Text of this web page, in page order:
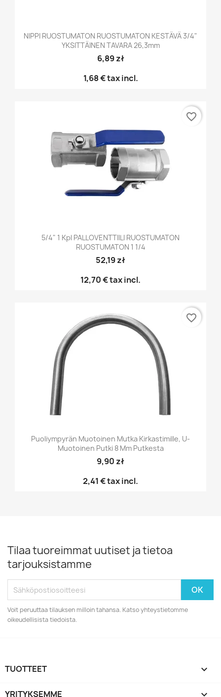
NIPPI RUOSTUMATON RUOSTUMATON KESTÄVÄ 3/4"
YKSITTÄINEN TAVARA 26,3mm
6,89 zł
1,68 €tax incl.
5/4" 1 Kpl PALLOVENTTIILI RUOSTUMATON
RUOSTUMATON 1 1/4
52,19 zł
12,70 €tax incl.
favorite_border
Puoliympyrän Muotoinen Mutka Kirkastimille, U-
Muotoinen Putki 8 Mm Putkesta
9,90 zł
2,41 €tax incl.
favorite_border
Tilaa tuoreimmat uutiset ja tietoa
tarjouksistamme
Voit peruuttaa tilauksen milloin tahansa. Katso yhteystietomme
oikeudellisista tiedoista.
TUOTTEET 
YRITYKSEMME